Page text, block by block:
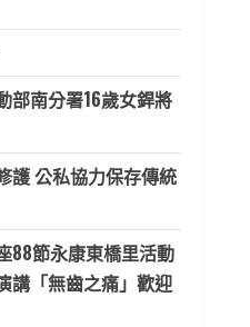
部南分署16歲女銲將
護 公私協力保存傳統
88節永康東橋里活動
講「無齒之痛」歡迎